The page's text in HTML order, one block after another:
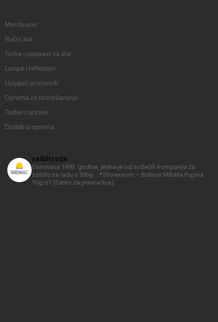
Merdevine
Ručni alat
Torbe i pojasevi za alat
Lampe i reflektori
Upijajući proizvodi
Oprema za obeležavanje
Torbe i rančevi
Dodatna oprema
seibltrade
Osnovana 1993. godine, jedna je od vodećih kompanija za
zaštitu na radu u Srbiji.
📍Showroom – Bulevar Mihaila Pupina
10g/s1 (Samo za pravna lica).